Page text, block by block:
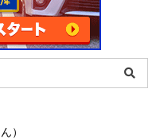
）